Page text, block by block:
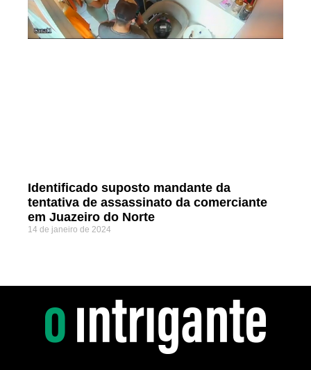
Identificado suposto mandante da
tentativa de assassinato da comerciante
em Juazeiro do Norte
14 de janeiro de 2024